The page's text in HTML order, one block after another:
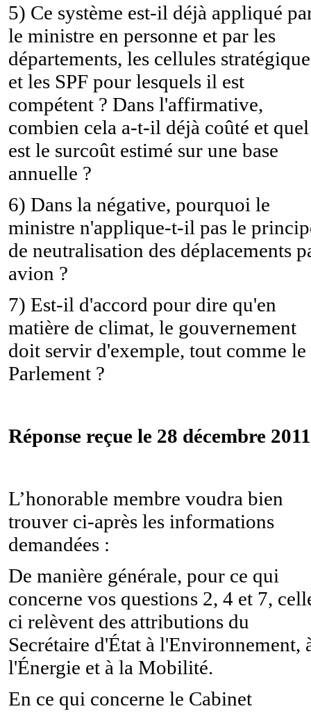
5) Ce système est-il déjà appliqué
le ministre en personne et par les
départements, les cellules
et les SPF pour lesquels il est
compétent ? Dans l'affirmative,
combien cela a-t-il déjà coûté et quel
est le surcoût estimé sur une base
annuelle ?
6) Dans la négative, pourquoi le
ministre n'applique-t-il pas le
de neutralisation des déplacements
avion ?
7) Est-il d'accord pour dire qu'en
matière de climat, le gouvernement
doit servir d'exemple, tout comme le
Parlement ?
Réponse reçue le 28 décembre
L’honorable membre voudra bien
trouver ci-après les informations
demandées :
De manière générale, pour ce qui
concerne vos questions 2, 4 et 7,
ci relèvent des attributions du
Secrétaire d'État à l'Environnement,
l'Énergie et à la Mobilité.
En ce qui concerne le Cabinet